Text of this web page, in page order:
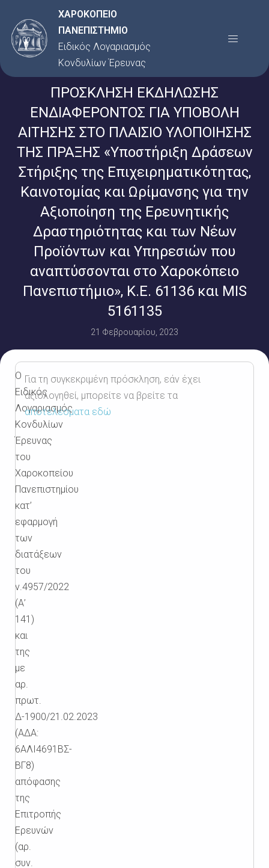
στο
περιεχόμενο
ΧΑΡΟΚΟΠΕΙΟ
ΠΑΝΕΠΙΣΤΗΜΙΟ
Ειδικός Λογαριασμός
Κονδυλίων Έρευνας
Menu
ΠΡΟΣΚΛΗΣΗ ΕΚΔΗΛΩΣΗΣ
ΕΝΔΙΑΦΕΡΟΝΤΟΣ ΓΙΑ ΥΠΟΒΟΛΗ
ΑΙΤΗΣΗΣ ΣΤΟ ΠΛΑΙΣΙΟ ΥΛΟΠΟΙΗΣΗΣ
ΤΗΣ ΠΡΑΞΗΣ «Υποστήριξη Δράσεων
Στήριξης της Επιχειρηματικότητας,
Καινοτομίας και Ωρίμανσης για την
Αξιοποίηση της Ερευνητικής
Δραστηριότητας και των Νέων
Προϊόντων και Υπηρεσιών που
αναπτύσσονται στο Χαροκόπειο
Πανεπιστήμιο», Κ.Ε. 61136 και MIS
5161135
21 Φεβρουαρίου, 2023
Ο
Ειδικός
Λογαριασμός
Κονδυλίων
Έρευνας
του
Χαροκοπείου
Πανεπιστημίου
κατ’
εφαρμογή
των
διατάξεων
του
ν.4957/2022
(Α’
141)
και
της
με
αρ.
πρωτ.
Δ-1900/21.02.2023
(ΑΔΑ:
6ΑΛΙ4691ΒΣ-
ΒΓ8)
απόφασης
της
Επιτροπής
Ερευνών
(αρ.
συν.
Για τη συγκεκριμένη πρόσκληση, εάν έχει
αξιολογηθεί, μπορείτε να βρείτε τα
αποτελέσματα εδώ